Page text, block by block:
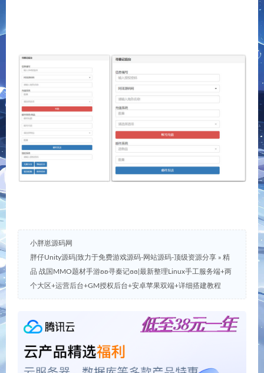
小胖崽源码网
胖仔Unity源码|致力于免费游戏源码-网站源码-顶级资源分享 » 精
品 战国MMO题材手游ʚʚ寻秦记ɞɞ|最新整理Linux手工服务端+两
个大区+运营后台+GM授权后台+安卓苹果双端+详细搭建教程